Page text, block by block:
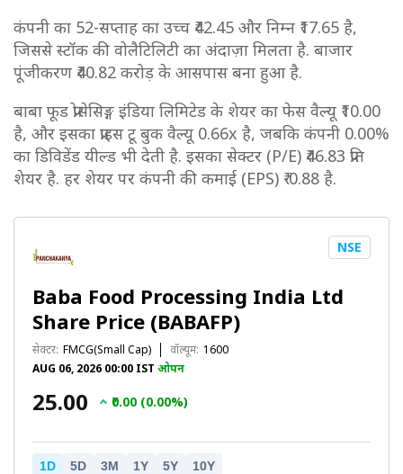
कंपनी का 52-सप्ताह का उच्च ₹42.45 और निम्न ₹17.65 है,
जिससे स्टॉक की वोलैटिलिटी का अंदाज़ा मिलता है. बाजार
पूंजीकरण ₹40.82 करोड़ के आसपास बना हुआ है.
बाबा फूड प्रोसेसिङ्ग इंडिया लिमिटेड के शेयर का फेस वैल्यू ₹10.00
है, और इसका प्राइस टू बुक वैल्यू 0.66x है, जबकि कंपनी 0.00%
का डिविडेंड यील्ड भी देती है. इसका सेक्टर (P/E) ₹46.83 प्रति
शेयर है. हर शेयर पर कंपनी की कमाई (EPS) ₹-0.88 है.
Baba Food Processing India Ltd
Share Price (BABAFP)
सेक्टर: FMCG(Small Cap) वॉल्यूम: 1600
AUG 06, 2026 00:00 IST ओपन
NSE
₹25.00 ₹0.00 (0.00%)
1D 5D 3M 1Y 5Y 10Y